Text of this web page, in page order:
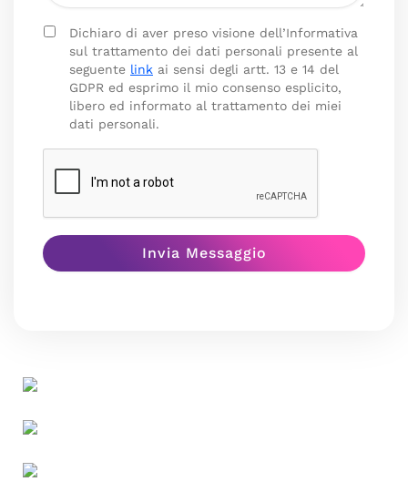
Dichiaro di aver preso visione dell’Informativa
sul trattamento dei dati personali presente al
seguente link ai sensi degli artt. 13 e 14 del
GDPR ed esprimo il mio consenso esplicito,
libero ed informato al trattamento dei miei
dati personali.